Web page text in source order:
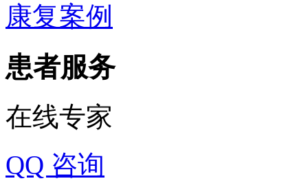
康复案例
患者服务
在线专家
QQ 咨询